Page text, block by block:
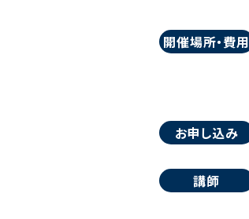
開催場所・費用
お申し込み
講師